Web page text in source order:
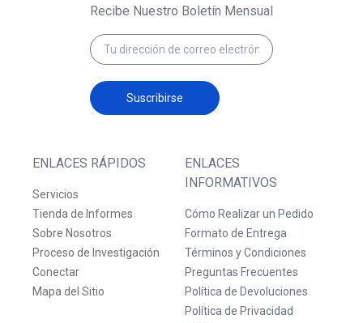
ENLACES RÁPIDOS
Servicios
Tienda de Informes
Sobre Nosotros
Proceso de Investigación
Conectar
Mapa del Sitio
ENLACES
INFORMATIVOS
Cómo Realizar un Pedido
Formato de Entrega
Términos y Condiciones
Preguntas Frecuentes
Política de Devoluciones
Política de Privacidad
Recibe Nuestro Boletín Mensual
Suscribirse